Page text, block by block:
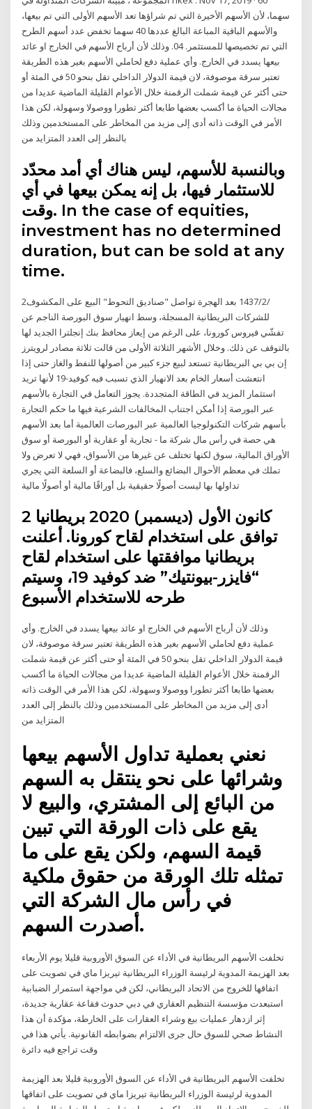
سهما، لأن الأسهم الأخيرة التي تم شراؤها تعد الأسهم الأولى التي تم بيعها،
والأسهم الباقية المباعة البالغ عددها 40 سهما تخفض عدد أسهم الطرح
التي تم تخصيصها للمستثمر. 04. وذلك لأن أرباح الأسهم في الخارج او عائد
بيعها يسدد في الخارج. وأي عملية دفع لحاملي الأسهم بغير هذه الطريقة
تعتبر سرقة موصوفة، لان قيمة الدولار الداخلي تقل بنحو 50 في المئة أو
حتى أكثر عن قيمة شملت الرقمنة خلال الأعوام القليلة الماضية عديدا من
مجالات الحياة ما أكسب بعضها طابعا أكثر تطورا ووصولا وسهولة، لكن هذا
الأمر في الوقت ذاته أدى إلى مزيد من المخاطر على المستخدمين وذلك
بالنظر إلى العدد المتزايد من
وبالنسبة للأسهم، ليس هناك أي أمد محدّد
للاستثمار فيها، بل إنه يمكن بيعها في أي
وقت. In the case of equities,
investment has no determined
duration, but can be sold at any
time.
2‏‏/2‏‏/1437 بعد الهجرة تواصل "صناديق التحوط" البيع على المكشوف
للشركات البريطانية المسجلة، وسط انهيار سوق البورصة الناجم عن
تفشّي فيروس كورونا، على الرغم من إيعاز محافظ بنك إنجلترا الجديد لها
بالتوقف عن ذلك. وخلال الأشهر الثلاثة الأولى من قالت ثلاثة مصادر لرويترز
إن بي بي البريطانية تستعد لبيع جزء كبير من أصولها للنفط والغاز حتى إذا
انتعشت أسعار الخام بعد الانهيار الذي تسبب فيه كوفيد-19 لأنها تريد
استثمار المزيد في الطاقة المتجددة. يجوز التعامل في التجارة بالأسهم
عبر البورصة إذا أمكن اجتناب المخالفات الشرعية فيها ما حكم التجارة
بأسهم شركات التكنولوجيا العالمية عبر البورصات العالمية أما بعد الأسهم
هي حصة في رأس مال شركة ما - تجارية أو عقارية أو البورصة أو سوق
الأوراق المالية، سوق لكنها تختلف عن غيرها من الأسواق، فهي لا تعرض ولا
تملك في معظم الأحوال البضائع والسلع، فالبضاعة أو السلعة التي يجري
تداولها بها ليست أصولًا حقيقية بل أوراقًا مالية أو أصولًا مالية
2 كانون الأول (ديسمبر) 2020 بريطانيا
توافق على استخدام لقاح كورونا. أعلنت
بريطانيا موافقتها على استخدام لقاح
“فايزر-بيونتيك” ضد كوفيد 19، وسيتم
وذلك لأن أرباح الأسهم في الخارج او عائد بيعها يسدد في الخارج. وأي
عملية دفع لحاملي الأسهم بغير هذه الطريقة تعتبر سرقة موصوفة، لان
قيمة الدولار الداخلي تقل بنحو 50 في المئة أو حتى أكثر عن قيمة شملت
الرقمنة خلال الأعوام القليلة الماضية عديدا من مجالات الحياة ما أكسب
بعضها طابعا أكثر تطورا ووصولا وسهولة، لكن هذا الأمر في الوقت ذاته
أدى إلى مزيد من المخاطر على المستخدمين وذلك بالنظر إلى العدد
المتزايد من
نعني بعملية تداول الأسهم بيعها
وشرائها على نحو ينتقل به السهم
من البائع إلى المشتري، والبيع لا
يقع على ذات الورقة التي تبين
قيمة السهم، ولكن يقع على ما
تمثله تلك الورقة من حقوق ملكية
في رأس مال الشركة التي
أصدرت السهم.
تخلفت الأسهم البريطانية في الأداء عن السوق الأوروبية قليلا يوم الأربعاء
بعد الهزيمة المدوية لرئيسة الوزراء البريطانية تيريزا ماي في تصويت على
اتفاقها للخروج من الاتحاد البريطاني، لكن في مواجهة استمرار الضبابية
استبعدت مؤسسة التنظيم العقاري في دبي حدوث فقاعة عقارية جديدة،
إثر ازدهار عمليات بيع وشراء العقارات على الخارطة، مؤكدة أن هذا
النشاط صحي للسوق حال جرى الالتزام بضوابطه القانونية. يأتي هذا في
وقت تراجع فيه دائرة
تخلفت الأسهم البريطانية في الأداء عن السوق الأوروبية قليلا بعد الهزيمة
المدوية لرئيسة الوزراء البريطانية تيريزا ماي في تصويت على اتفاقها